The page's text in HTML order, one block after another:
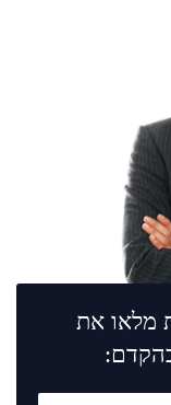
מלאו את